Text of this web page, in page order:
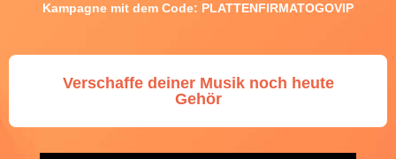
Kampagne mit dem Code: PLATTENFIRMATOGOVIP
Verschaffe deiner Musik noch heute
Gehör